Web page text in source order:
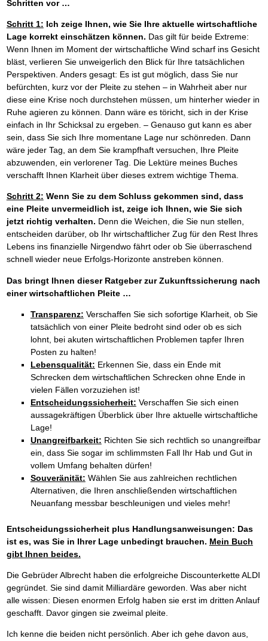
Schritten vor …
Schritt 1: Ich zeige Ihnen, wie Sie Ihre aktuelle wirtschaftliche
Lage korrekt einschätzen können. Das gilt für beide Extreme:
Wenn Ihnen im Moment der wirtschaftliche Wind scharf ins Gesicht
bläst, verlieren Sie unweigerlich den Blick für Ihre tatsächlichen
Perspektiven. Anders gesagt: Es ist gut möglich, dass Sie nur
befürchten, kurz vor der Pleite zu stehen – in Wahrheit aber nur
diese eine Krise noch durchstehen müssen, um hinterher wieder in
Ruhe agieren zu können. Dann wäre es töricht, sich in der Krise
einfach in Ihr Schicksal zu ergeben. – Genauso gut kann es aber
sein, dass Sie sich Ihre momentane Lage nur schönreden. Dann
wäre jeder Tag, an dem Sie krampfhaft versuchen, Ihre Pleite
abzuwenden, ein verlorener Tag. Die Lektüre meines Buches
verschafft Ihnen Klarheit über dieses extrem wichtige Thema.
Schritt 2: Wenn Sie zu dem Schluss gekommen sind, dass
eine Pleite unvermeidlich ist, zeige ich Ihnen, wie Sie sich
jetzt richtig verhalten. Denn die Weichen, die Sie nun stellen,
entscheiden darüber, ob Ihr wirtschaftlicher Zug für den Rest Ihres
Lebens ins finanzielle Nirgendwo fährt oder ob Sie überraschend
schnell wieder neue Erfolgs-Horizonte anstreben können.
Das bringt Ihnen dieser Ratgeber zur Zukunftssicherung nach
einer wirtschaftlichen Pleite …
Transparenz: Verschaffen Sie sich sofortige Klarheit, ob Sie
tatsächlich von einer Pleite bedroht sind oder ob es sich
lohnt, bei akuten wirtschaftlichen Problemen tapfer Ihren
Posten zu halten!
Lebensqualität: Erkennen Sie, dass ein Ende mit
Schrecken dem wirtschaftlichen Schrecken ohne Ende in
vielen Fällen vorzuziehen ist!
Entscheidungssicherheit: Verschaffen Sie sich einen
aussagekräftigen Überblick über Ihre aktuelle wirtschaftliche
Lage!
Unangreifbarkeit: Richten Sie sich rechtlich so unangreifbar
ein, dass Sie sogar im schlimmsten Fall Ihr Hab und Gut in
vollem Umfang behalten dürfen!
Souveränität: Wählen Sie aus zahlreichen rechtlichen
Alternativen, die Ihren anschließenden wirtschaftlichen
Neuanfang messbar beschleunigen und vieles mehr!
Entscheidungssicherheit plus Handlungsanweisungen: Das
ist es, was Sie in Ihrer Lage unbedingt brauchen. Mein Buch
gibt Ihnen beides.
Die Gebrüder Albrecht haben die erfolgreiche Discounterkette ALDI
gegründet. Sie sind damit Milliardäre geworden. Was aber nicht
alle wissen: Diesen enormen Erfolg haben sie erst im dritten Anlauf
geschafft. Davor gingen sie zweimal pleite.
Ich kenne die beiden nicht persönlich. Aber ich gehe davon aus,